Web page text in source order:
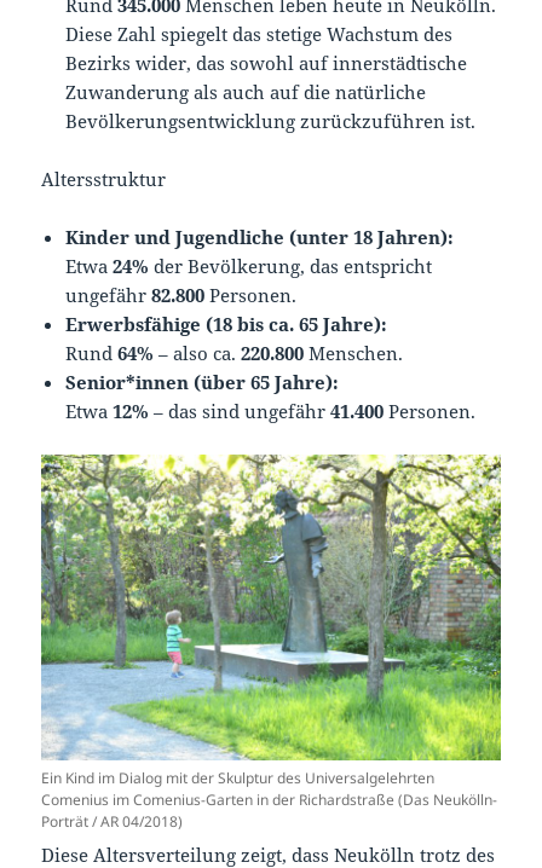
Rund345.000 Menschen leben heute in Neukölln.
Diese Zahl spiegelt das stetige Wachstum des
Bezirks wider, das sowohl auf innerstädtische
Zuwanderung als auch auf die natürliche
Bevölkerungsentwicklung zurückzuführen ist.
Altersstruktur
Kinder und Jugendliche (unter 18 Jahren):
Etwa24% der Bevölkerung, das entspricht
ungefähr82.800 Personen.
Erwerbsfähige (18 bis ca. 65 Jahre):
Rund64% – also ca.220.800 Menschen.
Senior*innen (über 65 Jahre):
Etwa12% – das sind ungefähr41.400 Personen.
Ein Kind im Dialog mit der Skulptur des Universalgelehrten
Comenius im Comenius-Garten in der Richardstraße (Das Neukölln-
Porträt / AR 04/2018)
Diese Altersverteilung zeigt, dass Neukölln trotz des